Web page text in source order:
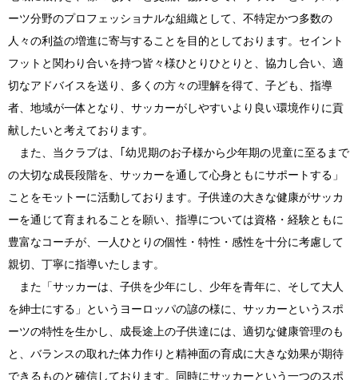
ーツ分野のプロフェッショナルな組織として、不特定かつ多数の
人々の利益の増進に寄与することを目的としております。セイント
フットと関わり合いを持つ皆々様ひとりひとりと、協力し合い、適
切なアドバイスを送り、多くの方々の理解を得て、子ども、指導
者、地域が一体となり、サッカーがしやすいより良い環境作りに貢
献したいと考えております。
また、当クラブは、｢幼児期のお子様から少年期の児童に至るまで
の大切な成長段階を、サッカーを通して心身ともにサポートする」
ことをモットーに活動しております。子供達の大きな健康がサッカ
ーを通じて育まれることを願い、指導については資格・経験ともに
豊富なコーチが、一人ひとりの個性・特性・感性を十分に考慮して
親切、丁寧に指導いたします。
また「サッカーは、子供を少年にし、少年を青年に、そして大人
を紳士にする」というヨーロッパの諺の様に、サッカーというスポ
ーツの特性を生かし、成長途上の子供達には、適切な健康管理のも
と、バランスの取れた体力作りと精神面の育成に大きな効果が期待
できるものと確信しております。同時にサッカーという一つのスポ